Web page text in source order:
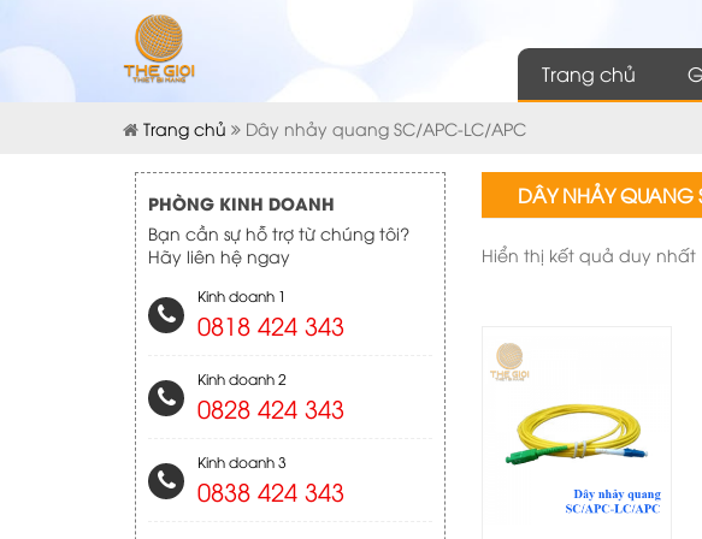
Trang chủ
Trang chủ Dây nhảy quang SC/APC-LC/APC
PHÒNG KINH DOANH
Bạn cần sự hỗ trợ từ chúng tôi?
Hãy liên hệ ngay
Kinh doanh 1
0818 424 343
Kinh doanh 2
0828 424 343
Kinh doanh 3
0838 424 343
DÂY NHẢY
Hiển thị kết quả duy nhất